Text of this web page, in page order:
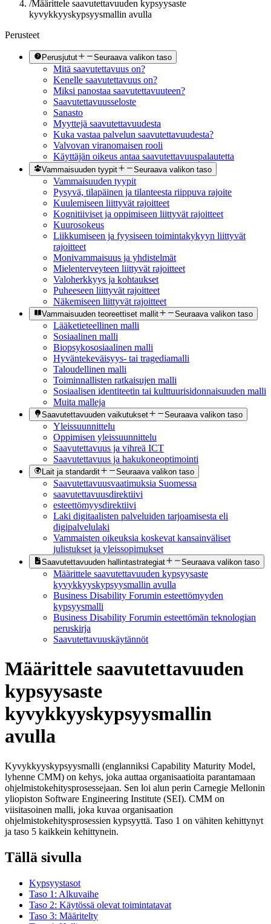
/Määrittele saavutettavuuden kypsyysaste
kyvykkyyskypsyysmallin avulla
Perusteet
Perusjutut Seuraava valikon taso
Mitä saavutettavuus on?
Kenelle saavutettavuus on?
Miksi panostaa saavutettavuuteen?
Saavutettavuusseloste
Sanasto
Myyttejä saavutettavuudesta
Kuka vastaa palvelun saavutettavuudesta?
Valvovan viranomaisen rooli
Käyttäjän oikeus antaa saavutettavuuspalautetta
Vammaisuuden tyypit Seuraava valikon taso
Vammaisuuden tyypit
Pysyvä, tilapäinen ja tilanteesta riippuva rajoite
Kuulemiseen liittyvät rajoitteet
Kognitiiviset ja oppimiseen liittyvät rajoitteet
Kuurosokeus
Liikkumiseen ja fyysiseen toimintakykyyn liittyvät
rajoitteet
Monivammaisuus ja yhdistelmät
Mielenterveyteen liittyvät rajoitteet
Valoherkkyys ja kohtaukset
Puheeseen liittyvät rajoitteet
Näkemiseen liittyvät rajoitteet
Vammaisuuden teoreettiset mallit Seuraava valikon taso
Lääketieteellinen malli
Sosiaalinen malli
Biopsykososiaalinen malli
Hyväntekeväisyys- tai tragediamalli
Taloudellinen malli
Toiminnallisten ratkaisujen malli
Sosiaalisen identiteetin tai kulttuurisidonnaisuuden malli
Muita malleja
Saavutettavuuden vaikutukset Seuraava valikon taso
Yleissuunnittelu
Oppimisen yleissuunnittelu
Saavutettavuus ja vihreä ICT
Saavutettavuus ja hakukoneoptimointi
Lait ja standardit Seuraava valikon taso
Saavutettavuusvaatimuksia Suomessa
saavutettavuusdirektiivi
esteettömyysdirektiivi
Laki digitaalisten palveluiden tarjoamisesta eli
digipalvelulaki
Vammaisten oikeuksia koskevat kansainväliset
julistukset ja yleissopimukset
Saavutettavuuden hallintastrategiat Seuraava valikon taso
Määrittele saavutettavuuden kypsyysaste
kyvykkyyskypsyysmallin avulla
Business Disability Forumin esteettömyyden
kypsyysmalli
Business Disability Forumin esteettömän teknologian
peruskirja
Saavutettavuuskäytännöt
Määrittele saavutettavuuden
kypsyysaste
kyvykkyyskypsyysmallin
avulla
Kyvykkyyskypsyysmalli (englanniksi Capability Maturity Model,
lyhenne CMM) on kehys, joka auttaa organisaatioita parantamaan
ohjelmistokehitysprosessejaan. Sen loi alun perin Carnegie Mellonin
yliopiston Software Engineering Institute (SEI). CMM on
viisitasoinen malli, joka kuvaa organisaation
ohjelmistokehitysprosessien kypsyyttä. Taso 1 on vähiten kehittynyt
ja taso 5 kaikkein kehittynein.
Tällä sivulla
Kypsyystasot
Taso 1: Alkuvaihe
Taso 2: Käytössä olevat toimintatavat
Taso 3: Määritelty